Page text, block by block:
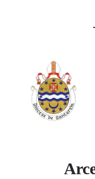
A DIOCESE
VIDA
NOTÍCIAS